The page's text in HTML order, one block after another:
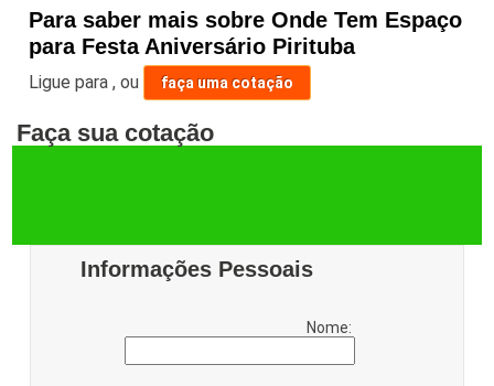
Para saber mais sobre Onde Tem Espaço
para Festa Aniversário Pirituba
Ligue para,ou faça uma cotação
Faça sua cotação
Informações Pessoais
Nome: